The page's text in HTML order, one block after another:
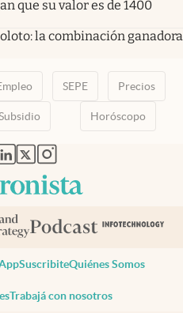
que su valor es de 1400
la combinación ganadora
SEPE Precios
Horóscopo
nueva pestaña
en nueva pestaña
abre en nueva pestaña
abre en nueva pestaña
abre en nueva pestaña
SuscribiteQuiénes Somos
Trabajá con nosotros